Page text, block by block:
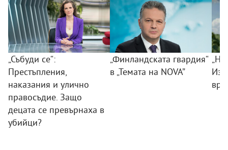
„Събуди се“:
Престъпления,
наказания и улично
правосъдие. Защо
децата се превърнаха в
убийци?
„Финландската гвардия“
в „Темата на NOVA”